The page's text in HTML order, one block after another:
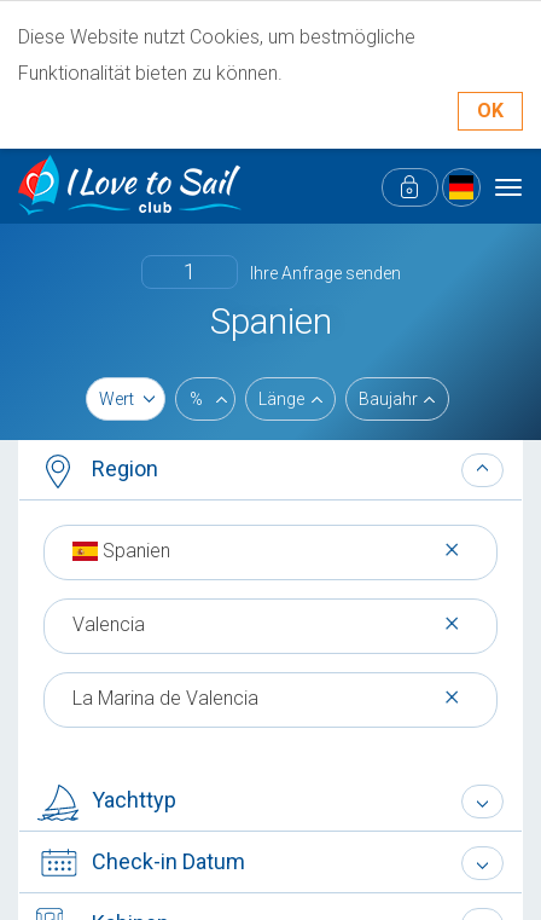
Diese Website nutzt Cookies, um bestmögliche
Funktionalität bieten zu können.
OK
1 Ihre Anfrage senden
Spanien
Wert % Länge Baujahr
Region
×
Spanien
×
Valencia
×
La Marina de Valencia
Yachttyp
Check-in Datum